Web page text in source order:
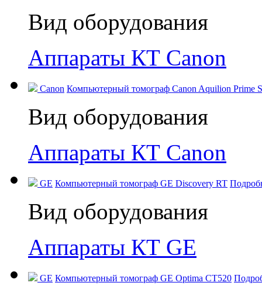
Вид оборудования
Аппараты КТ Canon
Canon Компьютерный томограф Canon Aquilion Prime
Вид оборудования
Аппараты КТ Canon
GE Компьютерный томограф GE Discovery RT
Вид оборудования
Аппараты КТ GE
GE Компьютерный томограф GE Optima CT520